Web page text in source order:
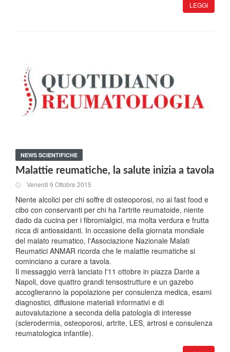
LEGGI
NEWS SCIENTIFICHE
Malattie reumatiche, la salute inizia a tavola
Venerdi 9 Ottobre 2015
Niente alcolici per chi soffre di osteoporosi, no ai fast food e
cibo con conservanti per chi ha l'artrite reumatoide, niente
dado da cucina per i fibromialgici, ma molta verdura e frutta
ricca di antiossidanti. In occasione della giornata mondiale
del malato reumatico, l'Associazione Nazionale Malati
Reumatici ANMAR ricorda che le malattie reumatiche si
cominciano a curare a tavola.
Il messaggio verrà lanciato l'11 ottobre in piazza Dante a
Napoli, dove quattro grandi tensostrutture e un gazebo
accoglieranno la popolazione per consulenza medica, esami
diagnostici, diffusione materiali informativi e di
autovalutazione a seconda della patologia di interesse
(sclerodermia, osteoporosi, artrite, LES, artrosi e consulenza
reumatologica infantile).